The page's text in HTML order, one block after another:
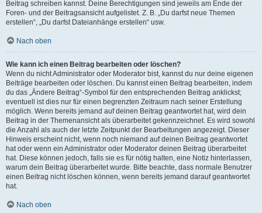
Beitrag schreiben kannst. Deine Berechtigungen sind jeweils am Ende der
Foren- und der Beitragsansicht aufgelistet. Z. B. „Du darfst neue Themen
erstellen“, „Du darfst Dateianhänge erstellen“ usw.
Nach oben
Wie kann ich einen Beitrag bearbeiten oder löschen?
Wenn du nicht Administrator oder Moderator bist, kannst du nur deine eigenen
Beiträge bearbeiten oder löschen. Du kannst einen Beitrag bearbeiten, indem
du das „Ändere Beitrag“-Symbol für den entsprechenden Beitrag anklickst;
eventuell ist dies nur für einen begrenzten Zeitraum nach seiner Erstellung
möglich. Wenn bereits jemand auf deinen Beitrag geantwortet hat, wird dein
Beitrag in der Themenansicht als überarbeitet gekennzeichnet. Es wird sowohl
die Anzahl als auch der letzte Zeitpunkt der Bearbeitungen angezeigt. Dieser
Hinweis erscheint nicht, wenn noch niemand auf deinen Beitrag geantwortet
hat oder wenn ein Administrator oder Moderator deinen Beitrag überarbeitet
hat. Diese können jedoch, falls sie es für nötig halten, eine Notiz hinterlassen,
warum dein Beitrag überarbeitet wurde. Bitte beachte, dass normale Benutzer
einen Beitrag nicht löschen können, wenn bereits jemand darauf geantwortet
hat.
Nach oben